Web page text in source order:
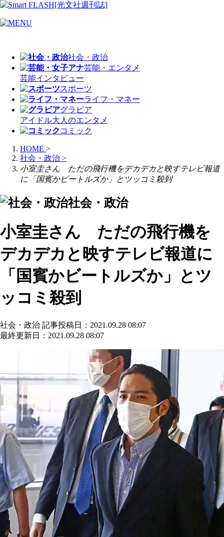
社会・政治
芸能・エンタメ
芸能インタビュー
スポーツ
ライフ・マネー
グラビア
アイドル大人のエンタメ
コミック
HOME >
社会・政治 >
小室圭さん ただの飛行機をデカデカと映すテレビ報道
に「国賓かビートルズか」とツッコミ殺到
社会・政治
小室圭さん ただの飛行機を
デカデカと映すテレビ報道に
「国賓かビートルズか」とツ
ッコミ殺到
社会・政治 記事投稿日：2021.09.28 08:07
最終更新日：2021.09.28 08:07